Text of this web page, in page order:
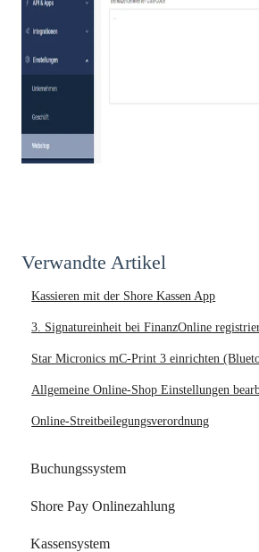
Verwandte Artikel
Kassieren mit der Shore Kassen App
3. Signatureinheit bei FinanzOnline
Star Micronics mC-Print 3 einrichten
Allgemeine Online-Shop Einstellungen
Online-Streitbeilegungsverordnung
Buchungssystem
Dein Start mit Shore
Dein Account & Zugang
Shore Pay Onlinezahlung
Einrichtung & Aktivierung
Kassensystem